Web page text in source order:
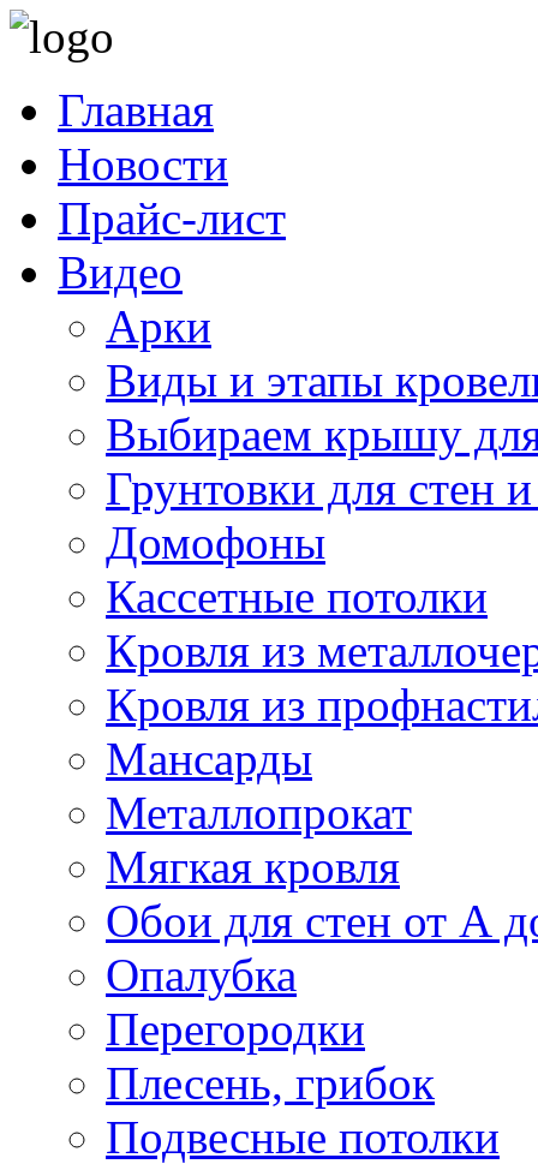
Главная
Новости
Прайс-лист
Видео
Арки
Виды и этапы
Выбираем крышу
Грунтовки для стен
Домофоны
Кассетные потолки
Кровля из
Кровля из
Мансарды
Металлопрокат
Мягкая кровля
Обои для стен от А
Опалубка
Перегородки
Плесень, грибок
Подвесные потолки